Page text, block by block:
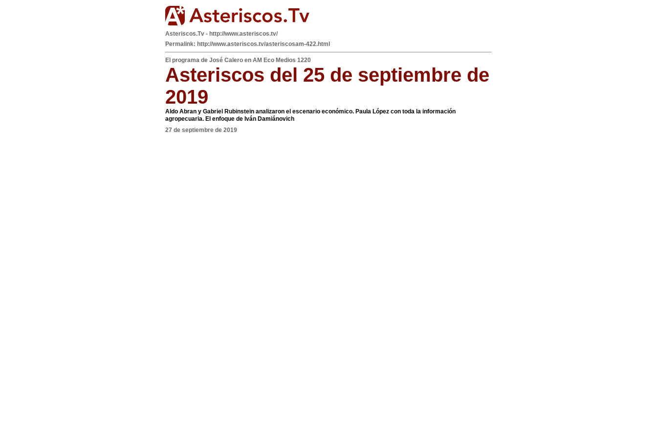
Asteriscos.Tv - http://www.asteriscos.tv/
Permalink: http://www.asteriscos.tv/asteriscosam-422.html
El programa de José Calero en AM Eco Medios 1220
Asteriscos del 25 de septiembre de
2019
Aldo Abran y Gabriel Rubinstein analizaron el escenario económico. Paula López con toda la información
agropecuaria. El enfoque de Iván Damiánovich
27 de septiembre de 2019